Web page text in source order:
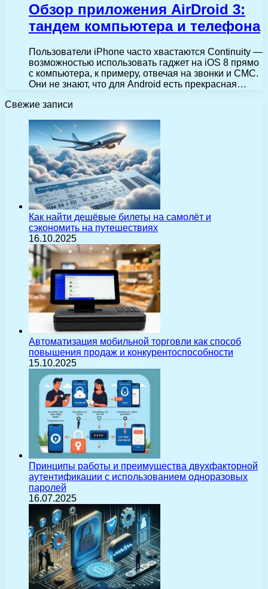
Обзор приложения AirDroid 3:
тандем компьютера и телефона
Пользователи iPhone часто хвастаются Continuity —
возможностью использовать гаджет на iOS 8 прямо
с компьютера, к примеру, отвечая на звонки и СМС.
Они не знают, что для Android есть прекрасная…
Свежие записи
Как найти дешёвые билеты на самолёт и
сэкономить на путешествиях
16.10.2025
Автоматизация мобильной торговли как способ
повышения продаж и конкурентоспособности
15.10.2025
Принципы работы и преимущества двухфакторной
аутентификации с использованием одноразовых
паролей
16.07.2025